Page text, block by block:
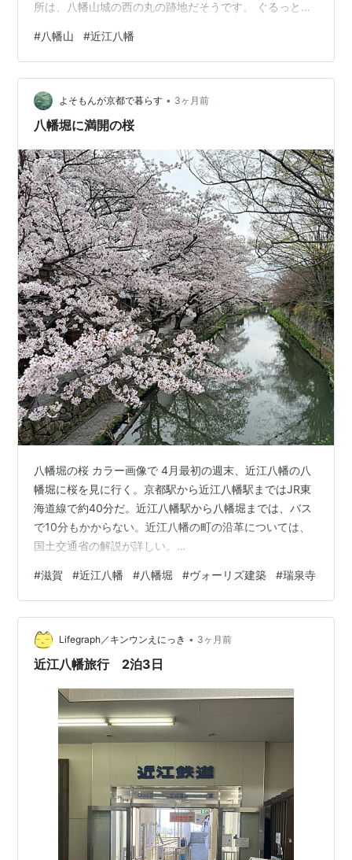
所は、八幡山城の西の丸の跡地だそうです。 ぐるっと山
いて、 高低差を利用した、大きくて立派なお城があった
んだろうかと思いを馳せました。 しばらく山の緑や景色
を堪能したあと、 来たとき同様に、ロープウェイで下山
しました。 平日のためか貸し切り状態で、贅沢な気分を
味わいましたね。(･∀･*) 本来の目的であった美術展を見
#八幡山 #近江八幡
よそもんが京都で暮らす • 3ヶ月前
八幡堀に満開の桜
八幡堀の桜 カラー画像で 4月最初の週末、近江八幡の八
幡堀に桜を見に行く。京都駅から近江八幡駅まではJR東
海道線で約40分だ。近江八幡駅から八幡堀までは、バス
で10分もかからない。近江八幡の町の沿革については、
国土交通省の解説が詳しい。
db/common/001653760.pdf 近江八幡の起源は、1585
年、豊臣秀次（1568–1595）が八幡山に築いた城に遡
る。秀次は、武将の豊臣秀吉（1537-1598）の甥（※姉
である瑞龍院日秀の長男）であった。秀吉は、1576 年に
近江国（現在の滋賀県）の安土を本拠地とした、当時日
#滋賀 #近江八幡 #八幡堀 #ヴォーリズ建築 #瑞泉寺
Lifegraph／キンウンえにっき • 3ヶ月前
近江八幡旅行 2泊3日